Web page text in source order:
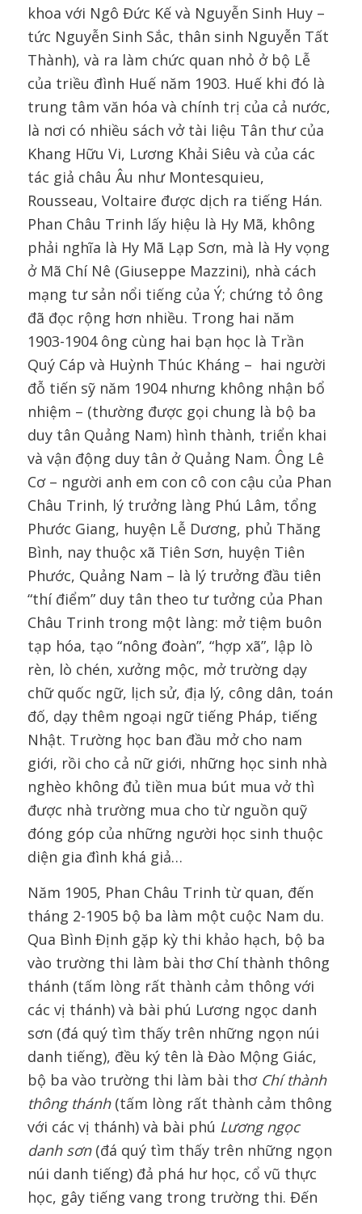
khoa với Ngô Đức Kế và Nguyễn Sinh Huy –
tức Nguyễn Sinh Sắc, thân sinh Nguyễn Tất
Thành), và ra làm chức quan nhỏ ở bộ Lễ
của triều đình Huế năm 1903. Huế khi đó là
trung tâm văn hóa và chính trị của cả nước,
là nơi có nhiều sách vở tài liệu Tân thư của
Khang Hữu Vi, Lương Khải Siêu và của các
tác giả châu Âu như Montesquieu,
Rousseau, Voltaire được dịch ra tiếng Hán.
Phan Châu Trinh lấy hiệu là Hy Mã, không
phải nghĩa là Hy Mã Lạp Sơn, mà là Hy vọng
ở Mã Chí Nê (Giuseppe Mazzini), nhà cách
mạng tư sản nổi tiếng của Ý; chứng tỏ ông
đã đọc rộng hơn nhiều. Trong hai năm
1903-1904 ông cùng hai bạn học là Trần
Quý Cáp và Huỳnh Thúc Kháng – hai người
đỗ tiến sỹ năm 1904 nhưng không nhận bổ
nhiệm – (thường được gọi chung là bộ ba
duy tân Quảng Nam) hình thành, triển khai
và vận động duy tân ở Quảng Nam. Ông Lê
Cơ – người anh em con cô con cậu của Phan
Châu Trinh, lý trưởng làng Phú Lâm, tổng
Phước Giang, huyện Lễ Dương, phủ Thăng
Bình, nay thuộc xã Tiên Sơn, huyện Tiên
Phước, Quảng Nam – là lý trưởng đầu tiên
“thí điểm” duy tân theo tư tưởng của Phan
Châu Trinh trong một làng: mở tiệm buôn
tạp hóa, tạo “nông đoàn”, “hợp xã”, lập lò
rèn, lò chén, xưởng mộc, mở trường dạy
chữ quốc ngữ, lịch sử, địa lý, công dân, toán
đố, dạy thêm ngoại ngữ tiếng Pháp, tiếng
Nhật. Trường học ban đầu mở cho nam
giới, rồi cho cả nữ giới, những học sinh nhà
nghèo không đủ tiền mua bút mua vở thì
được nhà trường mua cho từ nguồn quỹ
đóng góp của những người học sinh thuộc
diện gia đình khá giả…
Năm 1905, Phan Châu Trinh từ quan, đến
tháng 2-1905 bộ ba làm một cuộc Nam du.
Qua Bình Định gặp kỳ thi khảo hạch, bộ ba
vào trường thi làm bài thơ Chí thành thông
thánh (tấm lòng rất thành cảm thông với
các vị thánh) và bài phú Lương ngọc danh
sơn (đá quý tìm thấy trên những ngọn núi
danh tiếng), đều ký tên là Đào Mộng Giác,
bộ ba vào trường thi làm bài thơ Chí thành
thông thánh(tấm lòng rất thành cảm thông
với các vị thánh) và bài phú Lương ngọc
danh sơn(đá quý tìm thấy trên những ngọn
núi danh tiếng) đả phá hư học, cổ vũ thực
học, gây tiếng vang trong trường thi. Đến